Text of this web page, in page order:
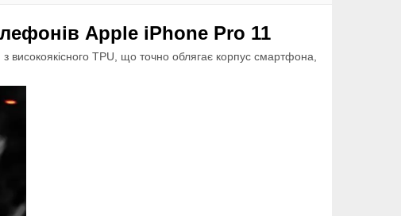
Apple iPhone Pro 11
TPU, що точно облягає корпус смартфона,